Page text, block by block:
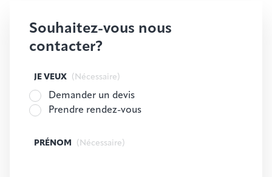
Souhaitez-vous nous
contacter?
JE VEUX (Nécessaire)
Demander un devis
Prendre rendez-vous
PRÉNOM (Nécessaire)